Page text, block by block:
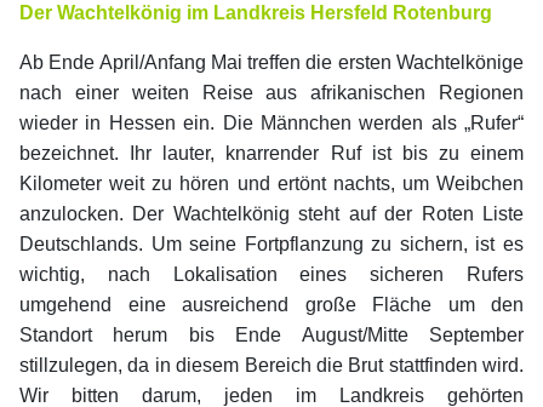
Der Wachtelkönig im Landkreis Hersfeld Rotenburg
Ab Ende April/Anfang Mai treffen die ersten Wachtelkönige
nach einer weiten Reise aus afrikanischen Regionen
wieder in Hessen ein. Die Männchen werden als „Rufer“
bezeichnet. Ihr lauter, knarrender Ruf ist bis zu einem
Kilometer weit zu hören und ertönt nachts, um Weibchen
anzulocken. Der Wachtelkönig steht auf der Roten Liste
Deutschlands. Um seine Fortpflanzung zu sichern, ist es
wichtig, nach Lokalisation eines sicheren Rufers
umgehend eine ausreichend große Fläche um den
Standort herum bis Ende August/Mitte September
stillzulegen, da in diesem Bereich die Brut stattfinden wird.
Wir bitten darum, jeden im Landkreis gehörten